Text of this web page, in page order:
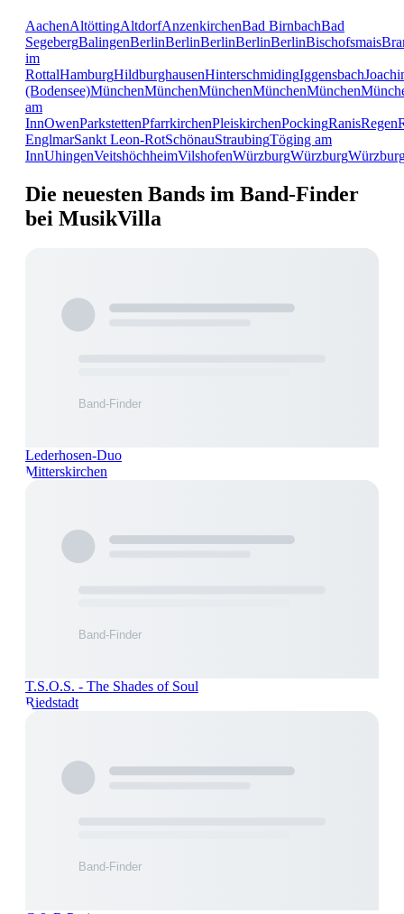
AachenAltöttingAltdorfAnzenkirchenBad BirnbachBad
SegebergBalingenBerlinBerlinBerlinBerlinBerlinBischofsmais
im
RottalHamburgHildburghausenHinterschmidingIggensbach
(Bodensee)MünchenMünchenMünchenMünchenMünchen
am
InnOwenParkstettenPfarrkirchenPleiskirchenPockingRanisRegen
EnglmarSankt Leon-RotSchönauStraubingTöging am
InnUhingenVeitshöchheimVilshofenWürzburgWürzburg
Die neuesten Bands im Band-Finder
bei MusikVilla
Lederhosen-Duo
Mitterskirchen
T.S.O.S. - The Shades of Soul
Riedstadt